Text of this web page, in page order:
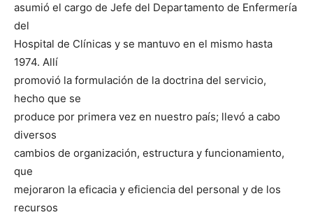
asumió el cargo de Jefe del Departamento de Enfermería
del
Hospital de Clínicas y se mantuvo en el mismo hasta
1974. Allí
promovió la formulación de la doctrina del servicio,
hecho que se
produce por primera vez en nuestro país; llevó a cabo
diversos
cambios de organización, estructura y funcionamiento,
que
mejoraron la eficacia y eficiencia del personal y de los
recursos